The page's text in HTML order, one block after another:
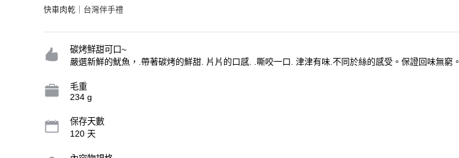
快車肉乾 ｜台灣伴手禮
碳烤鮮甜可口~
嚴選新鮮的魷魚，.帶著碳烤的鮮甜. 片片的口感. .嘶咬一口. 津津有味.不同於絲的感受。保證回味無窮。
毛重
234 g
保存天數
120 天